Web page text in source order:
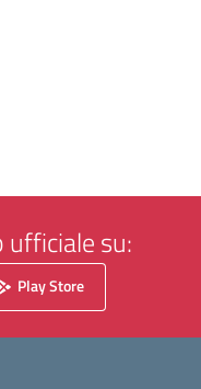
ufficiale su:
Play Store